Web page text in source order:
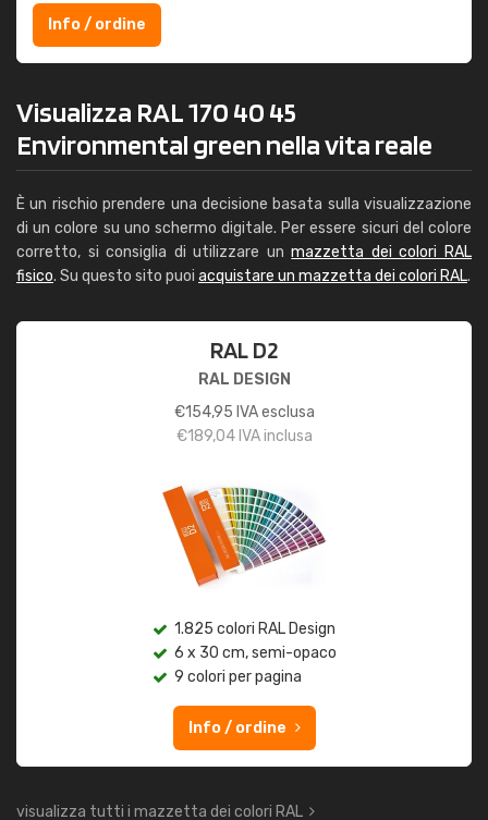
Info / ordine
Visualizza RAL 170 40 45
Environmental green nella vita reale
È un rischio prendere una decisione basata sulla visualizzazione
di un colore su uno schermo digitale. Per essere sicuri del colore
corretto, si consiglia di utilizzare unmazzetta dei colori RAL
fisico. Su questo sito puoi acquistare un mazzetta dei colori RAL.
RAL D2
RAL DESIGN
€154,95 IVA esclusa
€189,04IVA inclusa
1.825 colori RAL Design
6 x 30 cm, semi-opaco
9 colori per pagina
Info / ordine
visualizza tutti i mazzetta dei colori RAL